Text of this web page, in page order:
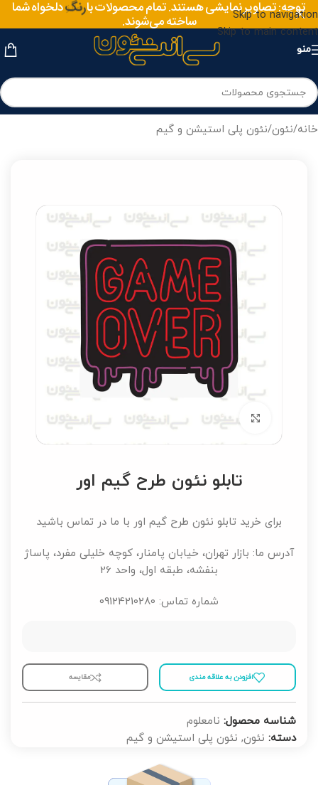
Skip to navigation
Skip to main content
توجه: تصاویر نمایشی هستند. تمام محصولات بارنگدلخواه شما
ساخته می‌شوند.
منو
خانه/نئون/نئون پلی استیشن و گیم
برای بزرگنمایی کلیک کنید
تابلو نئون طرح گیم اور
برای خرید تابلو نئون طرح گیم اور با ما در تماس باشید
آدرس ما: بازار تهران، خیابان پامنار، کوچه خلیلی مفرد، پاساژ
بنفشه، طبقه اول، واحد 26
شماره تماس: 09124210280
افزودن به علاقه مندی مقايسه
شناسه محصول: نامعلوم
دسته: نئون, نئون پلی استیشن و گیم